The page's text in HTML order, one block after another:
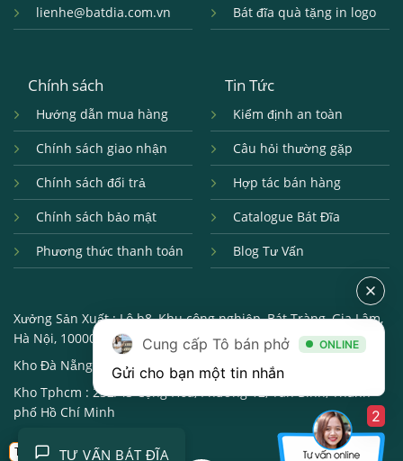
Trở về
lienhe@batdia.com.vn
Bát đĩa quà tặng in logo
Chính sách
Hướng dẫn mua hàng
Chính sách giao nhận
Chính sách đổi trả
Chính sách bảo mật
Phương thức thanh toán
Tin Tức
Kiểm định an toàn
Câu hỏi thường gặp
Hợp tác bán hàng
Catalogue Bát Đĩa
Blog Tư Vấn
Xưởng Sản Xuất :Lô b8, Khu công nghiệp, Bát Tràng, Gia Lâm,
Hà Nội, 100000
Kho Đà Nẵng :
250, Đường 2/9, Hải châu, Đà Nẵng, 550000
Kho Tphcm : 232/43 Cộng Hòa, Phường 12, Tân Bình, Thành
phố Hồ Chí Minh
TƯ VẤN BÁT ĐĨA
Cung cấp Tô bán phở ONLINE
Gửi cho bạn một tin nhắn
2